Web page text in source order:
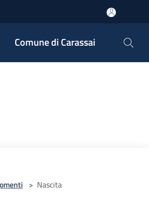
Comune di Carassai
> Nascita